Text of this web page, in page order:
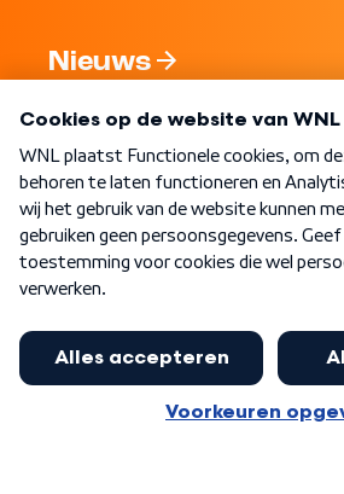
Nieuws
Nieuwsbrief
Word Lid